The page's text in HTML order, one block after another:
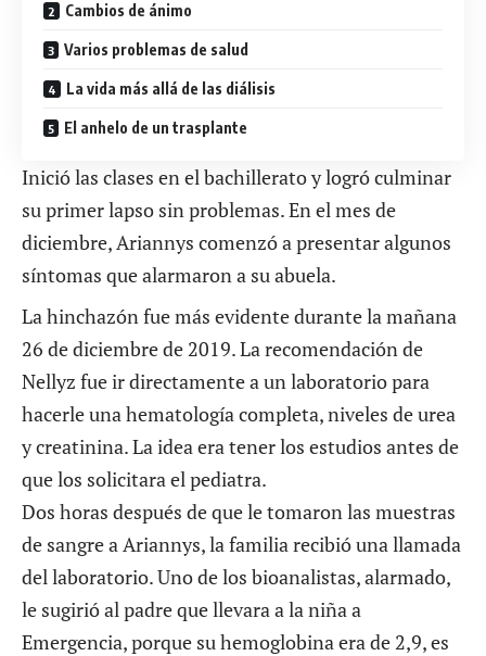
Cambios de ánimo
Varios problemas de salud
La vida más allá de las diálisis
El anhelo de un trasplante
Inició las clases en el bachillerato y logró culminar
su primer lapso sin problemas. En el mes de
diciembre, Ariannys comenzó a presentar algunos
síntomas que alarmaron a su abuela.
La hinchazón fue más evidente durante la mañana
26 de diciembre de 2019. La recomendación de
Nellyz fue ir directamente a un laboratorio para
hacerle una hematología completa, niveles de urea
y creatinina. La idea era tener los estudios antes de
que los solicitara el pediatra.
Dos horas después de que le tomaron las muestras
de sangre a Ariannys, la familia recibió una llamada
del laboratorio. Uno de los bioanalistas, alarmado,
le sugirió al padre que llevara a la niña a
Emergencia, porque su hemoglobina era de 2,9, es